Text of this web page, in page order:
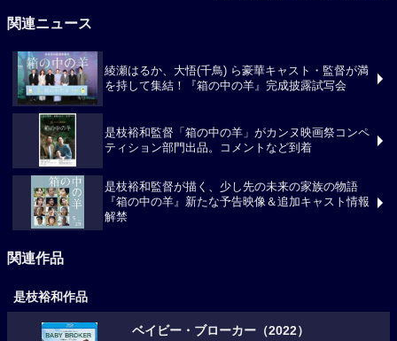
関連ニュース
綾瀬はるか、大悟(千鳥) ら豪華キャスト・監督が満
を持して集結！『箱の中の羊』完成披露試写会
是枝裕和監督「箱の中の羊」がカンヌ映画祭コンペ
ティション部門出品。コメントなど到着
是枝裕和監督が描く、少し先の未来の家族の物語
『箱の中の羊』新たな予告映像＆追加キャスト情報
解禁
関連作品
是枝裕和作品
ベイビー・ブローカー（2022）